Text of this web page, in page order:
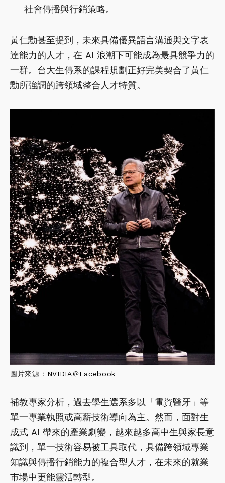
社會傳播與行銷策略。
黃仁勳甚至提到，未來具備優異語言溝通與文字表
達能力的人才，在 AI 浪潮下可能成為最具競爭力的
一群。台大生傳系的課程規劃正好完美契合了黃仁
勳所強調的跨領域整合人才特質。
圖片來源： NVIDIA＠Facebook
補教專家分析，過去學生選系多以「電資醫牙」等
單一專業執照或高薪技術導向為主。然而，面對生
成式 AI 帶來的產業劇變，越來越多高中生與家長意
識到，單一技術容易被工具取代，具備跨領域專業
知識與傳播行銷能力的複合型人才，在未來的就業
市場中更能靈活轉型。